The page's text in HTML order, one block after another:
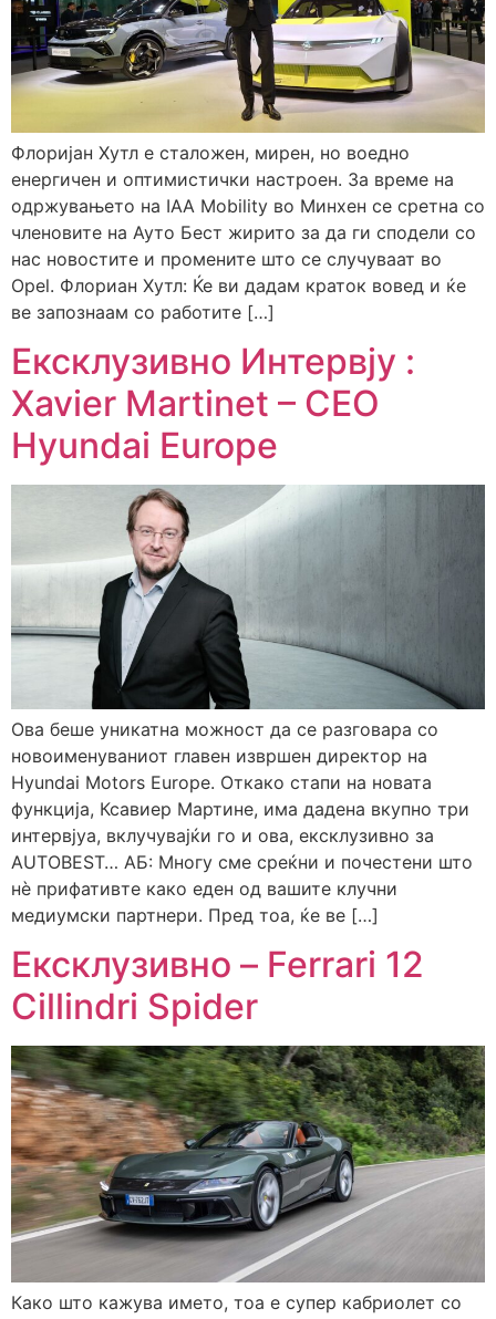
Флоријан Хутл е сталожен, мирен, но воедно
енергичен и оптимистички настроен. За време на
одржувањето на IAA Mobility во Минхен се сретна со
членовите на Ауто Бест жирито за да ги сподели со
нас новостите и промените што се случуваат во
Opel. Флориан Хутл: Ќе ви дадам краток вовед и ќе
ве запознаам со работите […]
Ексклузивно Интервју :
Xavier Martinet – CEO
Hyundai Europe
Ова беше уникатна можност да се разговара со
новоименуваниот главен извршен директор на
Hyundai Motors Europe. Откако стапи на новата
функција, Ксавиер Мартине, има дадена вкупно три
интервјуа, вклучувајќи го и ова, ексклузивно за
AUTOBEST… АБ: Многу сме среќни и почестени што
нè прифативте како еден од вашите клучни
медиумски партнери. Пред тоа, ќе ве […]
Ексклузивно – Ferrari 12
Cillindri Spider
Како што кажува името, тоа е супер кабриолет со